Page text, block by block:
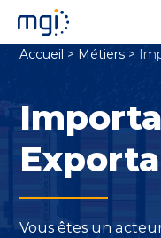
Accueil > Métiers >
Vous êtes un